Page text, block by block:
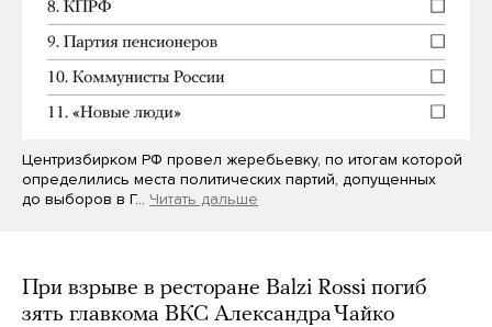
Центризбирком РФ провел жеребьевку, по итогам которой
определились места политических партий, допущенных
до выборов в Г… Читать дальше
При взрыве в ресторане Balzi Rossi погиб
зять главкома ВКС Александра Чайко